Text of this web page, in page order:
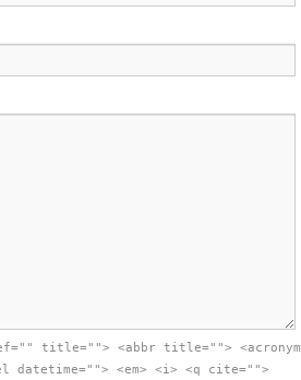
title=""> <abbr title=""> <acronym
datetime=""> <em> <i> <q cite="">